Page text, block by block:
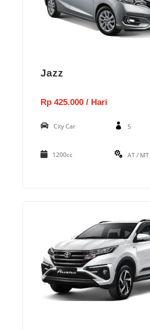
Jazz
Rp 425.000 / Hari
City Car 5
1200cc AT / MT